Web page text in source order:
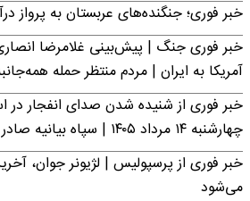
خبر فوری؛ جنگنده‌های عربستان به پرواز
خبر فوری جنگ | پیش‌بینی غلامرضا
آمریکا به ایران | مردم منتظر حمله
خبر فوری از شنیده شدن صدای انفجار در
چهارشنبه ۱۴ مرداد ۱۴۰۵ | سپاه بیانیه صادر کرد
خبر فوری از پرسپولیس | لژیونر جوان،
می‌شود